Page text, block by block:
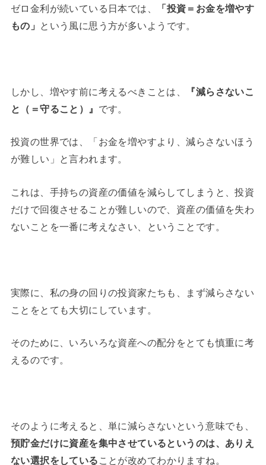
ゼロ金利が続いている日本では、
「投資＝お金を増やす
もの」 という風に思う方が多いようです。
しかし、増やす前に考えるべきことは、
『減らさないこ
と（＝守ること）』 です。
投資の世界では、「お金を増やすより、減らさないほう
が難しい」と言われます。
これは、手持ちの資産の価値を減らしてしまうと、投資
だけで回復させることが難しいので、資産の価値を失わ
ないことを一番に考えなさい、ということです。
実際に、私の身の回りの投資家たちも、まず減らさない
ことをとても大切にしています。
そのために、いろいろな資産への配分をとても慎重に考
えるのです。
そのように考えると、単に減らさないという意味でも、
預貯金だけに資産を集中させているというのは、ありえ
ない選択をしていることが改めてわかりますね。